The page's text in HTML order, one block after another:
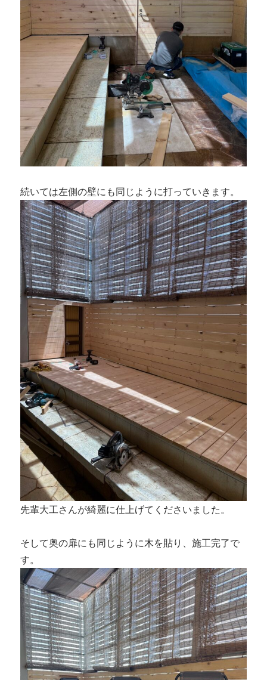
続いては左側の壁にも同じように打っていきます。
先輩大工さんが綺麗に仕上げてくださいました。
そして奥の扉にも同じように木を貼り、施工完了で
す。